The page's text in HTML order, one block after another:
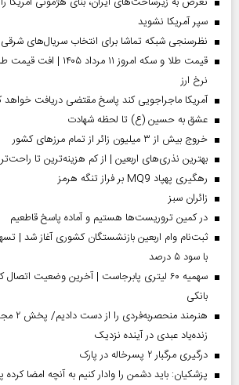
سپر آمریکا نشوید
نظرسنجی شبکه تماشا برای انتخاب سریال‌های
قیمت طلا و سکه امروز ۱۱
نرخ ارز
آمریکا ماجراجویی کند پاسخ مقتضی دریافت خواهد
عشق به حسین (ع) تا لحظه شهادت
خروج بیش از ۳ میلیون زائر از تمام مرز‌های کشور
بهترین نذری‌های اربعین | از کم هزینه‌ترین تا
رهگیری پهپاد MQ9 بر فراز تنگه هرمز
‌زائران سبز
در کمین تروریست‌ها هستیم و آماده پاسخ قاطعیم
با سود ۵ درصد
سهمیه ۶۰ لیتری پابرجاست | آخرین وضعیت
بانکی
زنده‌یاد عبدی در آینده نزدیک
درگیری مرگبار ۲ پسرخاله در پارک
پزشکیان: باید دشمن را وادار کنیم به آنچه امضا کرده